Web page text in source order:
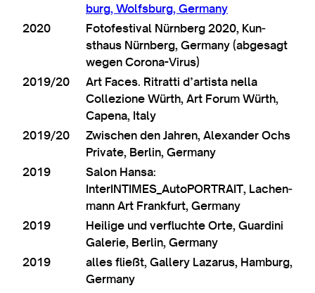
burg, Wolfs­burg, Germany
2020
Fotofest­iv­al Nürn­berg 2020, Kun­
sthaus Nürn­berg, Ger­many (abgesagt
wegen Corona-Virus)
2019/20
Art Faces. Rit­ratti d’artista nella
Collezione Würth, Art For­um Würth,
Capena, Italy
2019/20
Zwis­chen den Jahren, Alex­an­der Ochs
Private, Ber­lin, Germany
2019
Salon Hansa:
InterINTIMES_AutoPORTRAIT, Lachen­
mann Art Frank­furt, Germany
2019
Hei­lige und ver­fluchte Orte, Guardini
Galer­ie, Ber­lin, Germany
2019
alles fließt, Gal­lery Laz­arus, Ham­burg,
Germany